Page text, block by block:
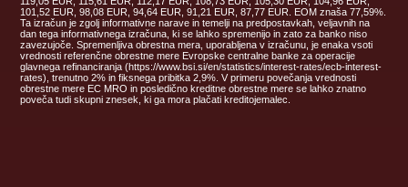
101,52 EUR, 98,08 EUR, 94,64 EUR, 91,21 EUR, 87,77 EUR. EOM znaša 77,59%.
Ta izračun je zgolj informativne narave in temelji na predpostavkah, veljavnih na
dan tega informativnega izračuna, ki se lahko spremenijo in zato za banko niso
zavezujoče. Spremenljiva obrestna mera, uporabljena v izračunu, je enaka vsoti
vrednosti referenčne obrestne mere Evropske centralne banke za operacije
glavnega refinanciranja (https://www.bsi.si/en/statistics/interest-rates/ecb-interest-
rates), trenutno 2% in fiksnega pribitka 2,9%. V primeru povečanja vrednosti
obrestne mere EC MRO in posledično kreditne obrestne mere se lahko znatno
poveča tudi skupni znesek, ki ga mora plačati kreditojemalec.